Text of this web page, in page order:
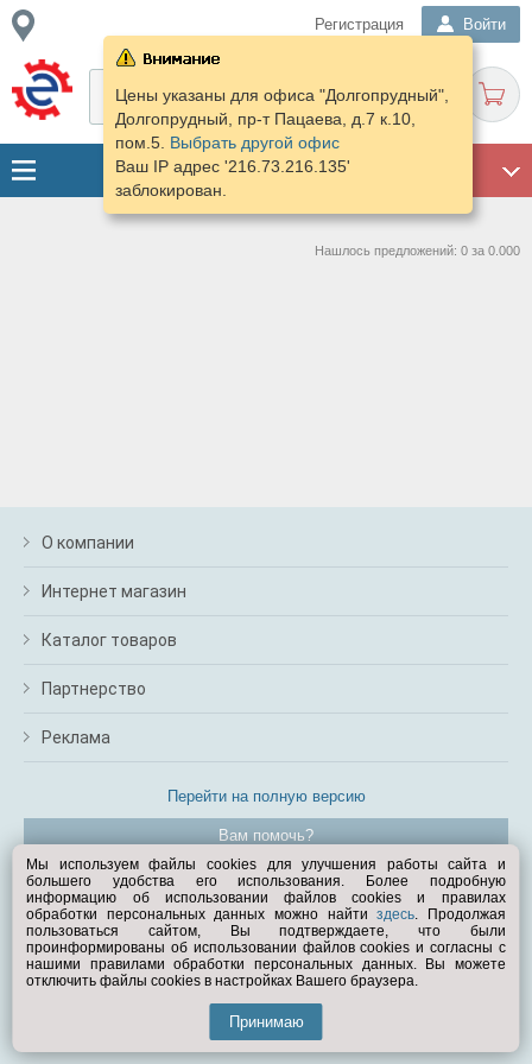
Регистрация Войти
Цены указаны для офиса "Долгопрудный",
Долгопрудный, пр-т Пацаева, д.7 к.10,
пом.5. Выбрать другой офис
Ваш IP адрес '216.73.216.135'
заблокирован.
Нашлось предложений: 0 за 0.000
О компании
Интернет магазин
Каталог товаров
Партнерство
Реклама
Перейти на полную версию
Вам помочь?
© Exist.ru 1998—2026
Мы используем файлы cookies для улучшения работы сайта и
большего удобства его использования. Более подробную
информацию об использовании файлов cookies и правилах
обработки персональных данных можно найтиздесь. Продолжая
пользоваться сайтом, Вы подтверждаете, что были
проинформированы об использовании файлов cookies и согласны с
нашими правилами обработки персональных данных. Вы можете
отключить файлы cookies в настройках Вашего браузера.
Принимаю